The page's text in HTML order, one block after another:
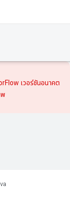
เวอร์ชันอนาคต
พ